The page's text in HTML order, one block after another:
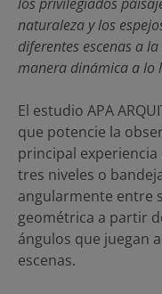
naturaleza y los
diferentes escenas a
manera dinámica a lo
El estudio APA
que potencie la
principal
tres niveles o
angularmente entre
geométrica a partir
ángulos que juegan
escenas.